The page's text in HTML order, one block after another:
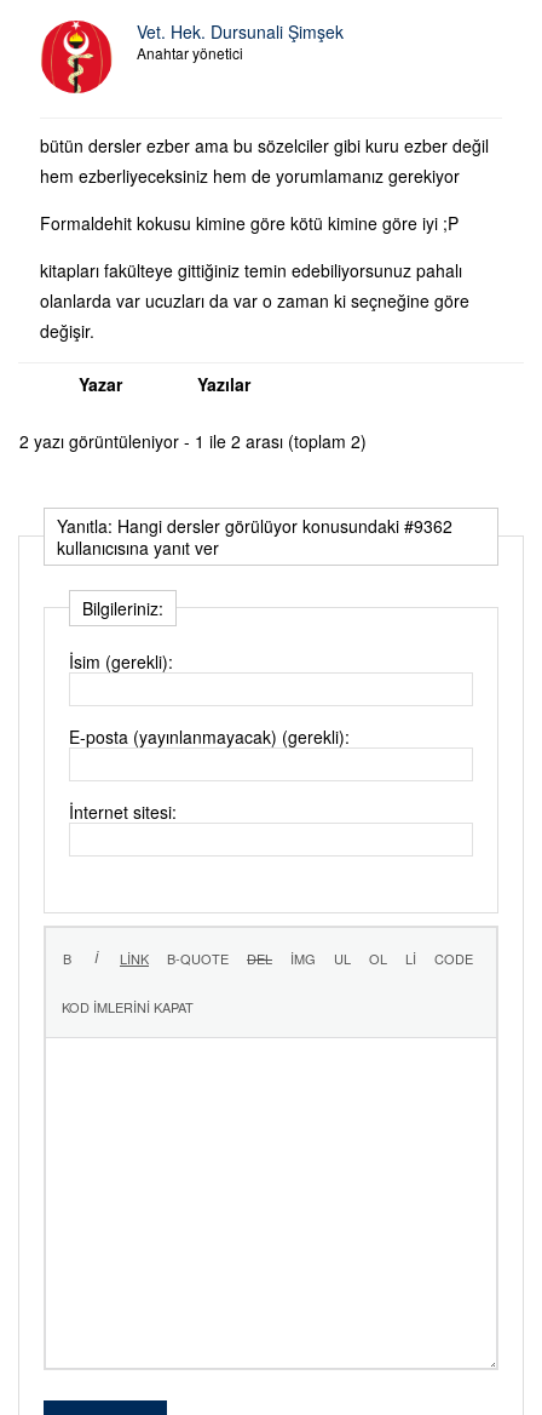
Vet. Hek. Dursunali Şimşek
Anahtar yönetici
bütün dersler ezber ama bu sözelciler gibi kuru ezber değil
hem ezberliyeceksiniz hem de yorumlamanız gerekiyor
Formaldehit kokusu kimine göre kötü kimine göre iyi ;P
kitapları fakülteye gittiğiniz temin edebiliyorsunuz pahalı
olanlarda var ucuzları da var o zaman ki seçneğine göre
değişir.
Yazar Yazılar
2 yazı görüntüleniyor - 1 ile 2 arası (toplam 2)
Yanıtla: Hangi dersler görülüyor konusundaki #9362
kullanıcısına yanıt ver
Bilgileriniz:
İsim (gerekli):
E-posta (yayınlanmayacak) (gerekli):
İnternet sitesi: